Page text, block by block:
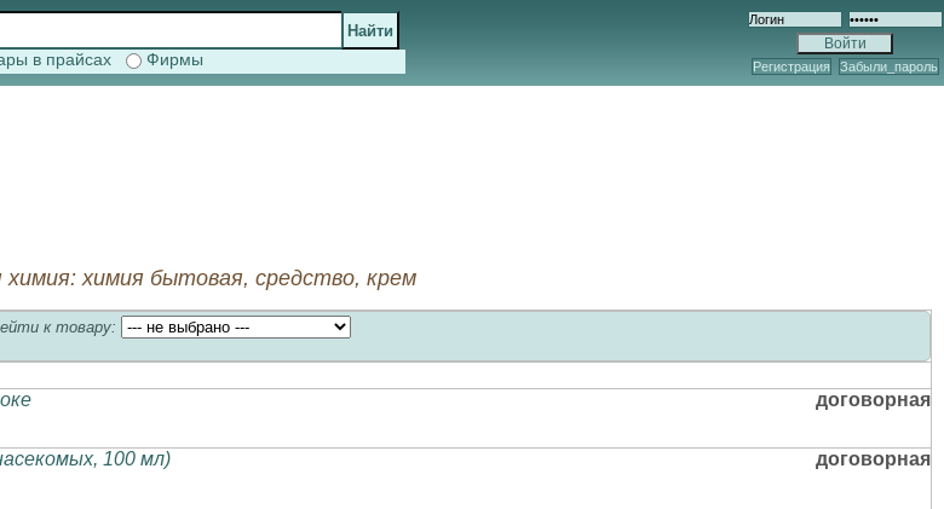
в прайсах Фирмы Регистрация Забыли_пароль
химия бытовая, средство, крем
к товару:
договорная
100 мл) договорная